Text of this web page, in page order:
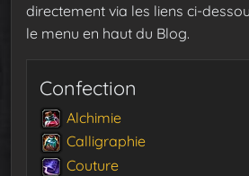
directement via les liens ci-
le menu en haut du Blog.
Confection
Alchimie
Calligraphie
Couture